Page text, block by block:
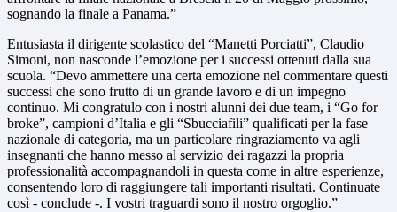
sognando la finale a Panama.”
Entusiasta il dirigente scolastico del “Manetti Porciatti”, Claudio
Simoni, non nasconde l’emozione per i successi ottenuti dalla sua
scuola. “Devo ammettere una certa emozione nel commentare questi
successi che sono frutto di un grande lavoro e di un impegno
continuo. Mi congratulo con i nostri alunni dei due team, i “Go for
broke”, campioni d’Italia e gli “Sbucciafili” qualificati per la fase
nazionale di categoria, ma un particolare ringraziamento va agli
insegnanti che hanno messo al servizio dei ragazzi la propria
professionalità accompagnandoli in questa come in altre esperienze,
consentendo loro di raggiungere tali importanti risultati. Continuate
così - conclude -. I vostri traguardi sono il nostro orgoglio.”